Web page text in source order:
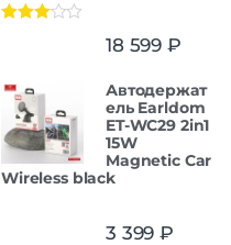
18 599 ₽
Автодержат
ель Earldom
ET-WC29 2in1
15W
Magnetic Car
Wireless black
3 399 ₽